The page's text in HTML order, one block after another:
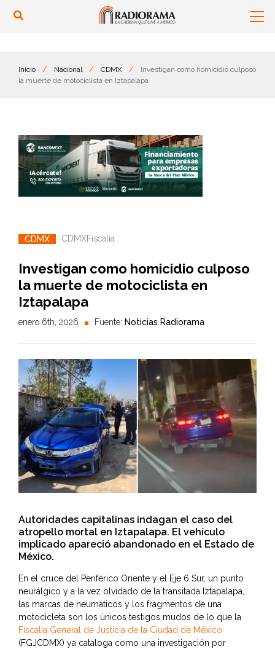
Inicio / Nacional / CDMX /
Investigan como homicidio culposo
la muerte de motociclista en Iztapalapa
CDMX CDMXFiscalía
Investigan como homicidio culposo
la muerte de motociclista en
Iztapalapa
enero 6th, 2026 Fuente: Noticias Radiorama
Autoridades capitalinas indagan el caso del
atropello mortal en Iztapalapa. El vehículo
implicado apareció abandonado en el Estado de
México.
En el cruce del Periférico Oriente y el Eje 6 Sur, un punto
neurálgico y a la vez olvidado de la transitada Iztapalapa,
las marcas de neumáticos y los fragmentos de una
motocicleta son los únicos testigos mudos de lo que la
Fiscalía General de Justicia de la Ciudad de México
(FGJCDMX) ya cataloga como una investigación por